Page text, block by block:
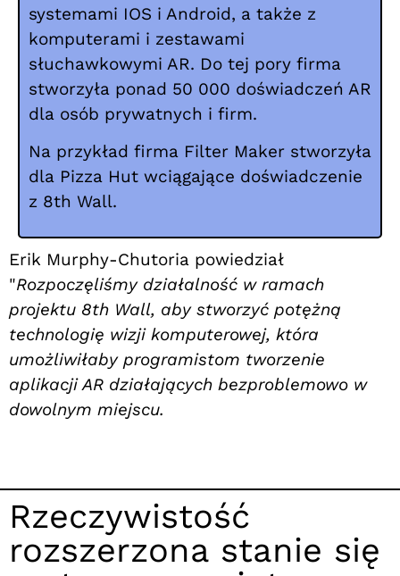
systemami IOS i Android, a także z
komputerami i zestawami
słuchawkowymi AR. Do tej pory firma
stworzyła ponad 50 000 doświadczeń AR
dla osób prywatnych i firm.
Na przykład firma Filter Maker stworzyła
dla Pizza Hut wciągające doświadczenie
z 8th Wall.
Erik Murphy-Chutoria powiedział
"Rozpoczęliśmy działalność w ramach
projektu 8th Wall, aby stworzyć potężną
technologię wizji komputerowej, która
umożliwiłaby programistom tworzenie
aplikacji AR działających bezproblemowo w
dowolnym miejscu.
Rzeczywistość
rozszerzona stanie się